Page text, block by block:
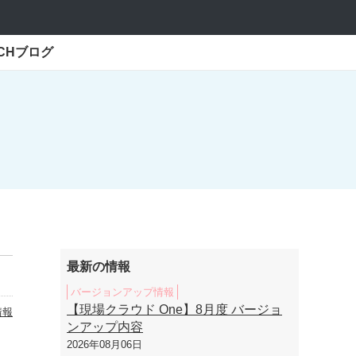
ブログ
最新の情報
バージョンアップ情報
【現場クラウド One】8月度 バージョ
ンアップ内容
2026年08月06日